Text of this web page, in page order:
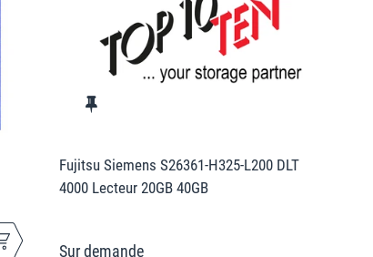
Fujitsu Siemens S26361-H325-L200 DLT
4000 Lecteur 20GB 40GB